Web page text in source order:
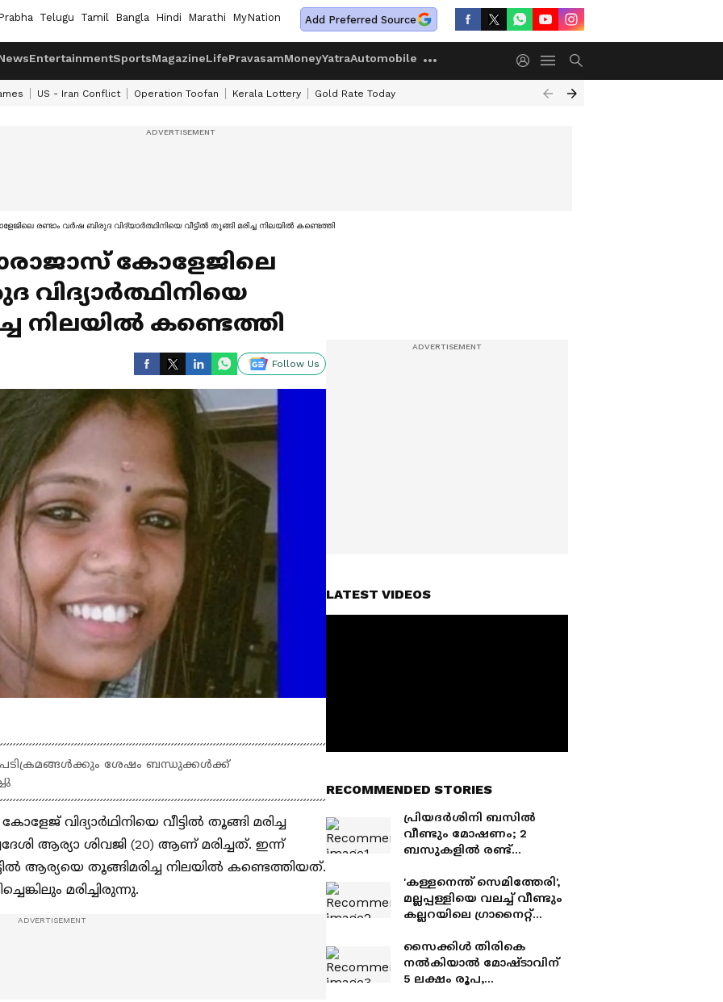
Telugu Tamil Bangla Hindi Marathi MyNation Add Preferred Source
EntertainmentSportsMagazineLifePravasamMoneyYatraAutomobile
US - Iran Conflict Operation Toofan Kerala Lottery Gold Rate Today
രണ്ടാം വര്‍ഷ ബിരുദ വിദ്യാര്‍ത്ഥിനിയെ വീട്ടിൽ തൂങ്ങി മരിച്ച നിലയിൽ കണ്ടെത്തി
കോളേജിലെ
വിദ്യാര്‍ത്ഥിനിയെ
നിലയിൽ കണ്ടെത്തി
Follow Us
ശേഷം ബന്ധുക്കൾക്ക്
വിദ്യാർഥിനിയെ വീട്ടിൽ തൂങ്ങി മരിച്ച
ആര്യാ ശിവജി (20) ആണ് മരിച്ചത്. ഇന്ന്
ആര്യയെ തൂങ്ങിമരിച്ച നിലയിൽ കണ്ടെത്തിയത്.
മരിച്ചിരുന്നു.
LATEST VIDEOS
RECOMMENDED STORIES
പ്രിയദർശിനി ബസിൽ
വീണ്ടും മോഷണം; 2
ബസുകളിൽ രണ്ട്
സ്വർണമാല കവർന്നു
'കള്ളനെന്ത് സെമിത്തേരി',
മല്ലപ്പള്ളിയെ വലച്ച് വീണ്ടും
കല്ലറയിലെ ഗ്രാനൈറ്റ്
കുടുംബക്കല്ലറകളെ
സൈക്കിൾ തിരികെ
നൽകിയാൽ മോഷ്ടാവിന്
5 ലക്ഷം രൂപ,